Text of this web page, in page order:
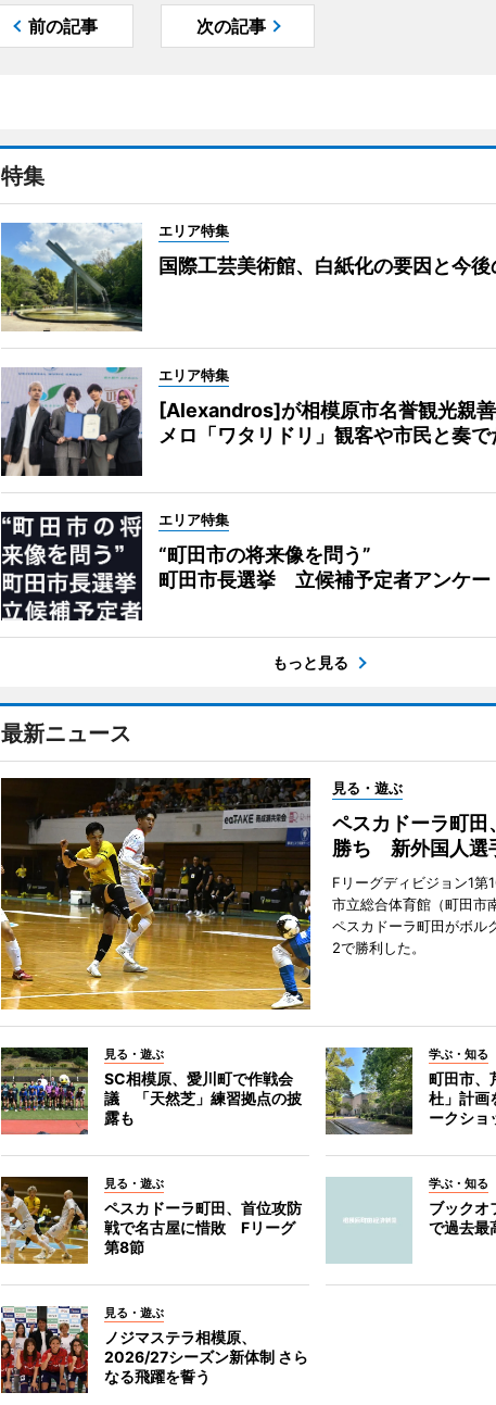
前の記事 次の記事
特集
エリア特集
国際工芸美術館、白紙化の要因と今
エリア特集
[Alexandros]が相模原市名誉観光親
メロ「ワタリドリ」観客や市民と奏
エリア特集
“町田市の将来像を問う”
町田市長選挙 立候補予定者アンケー
もっと見る
最新ニュース
見る・遊ぶ
ペスカドーラ町田
勝ち 新外国人選
Fリーグディビジョン1第
市立総合体育館（町田市
ペスカドーラ町田がボル
2で勝利した。
見る・遊ぶ
SC相模原、愛川町で作戦会
議 「天然芝」練習拠点の披
露も
学ぶ・知る
町田市、
杜」計
ークショ
見る・遊ぶ
ペスカドーラ町田、首位攻防
戦で名古屋に惜敗 Fリーグ
第8節
学ぶ・知る
ブックオ
で過去
見る・遊ぶ
ノジマステラ相模原、
2026/27シーズン新体制 さら
なる飛躍を誓う